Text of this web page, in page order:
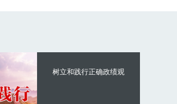
树立和践行正确政绩观